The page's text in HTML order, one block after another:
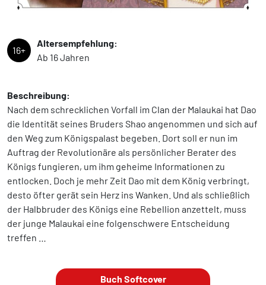
16+
Altersempfehlung:
Ab 16 Jahren
Beschreibung:
Nach dem schrecklichen Vorfall im Clan der Malaukai hat Dao
die Identität seines Bruders Shao angenommen und sich auf
den Weg zum Königspalast begeben. Dort soll er nun im
Auftrag der Revolutionäre als persönlicher Berater des
Königs fungieren, um ihm geheime Informationen zu
entlocken. Doch je mehr Zeit Dao mit dem König verbringt,
desto öfter gerät sein Herz ins Wanken. Und als schließlich
der Halbbruder des Königs eine Rebellion anzettelt, muss
der junge Malaukai eine folgenschwere Entscheidung
treffen …
Buch Softcover